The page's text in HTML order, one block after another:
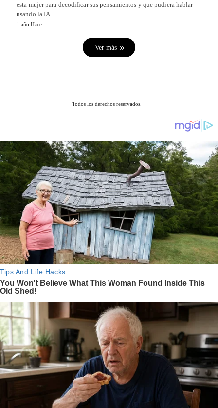
esta mujer para decodificar sus pensamientos y que pudiera hablar
usando la IA…
1 año Hace
Ver más
Todos los derechos reservados.